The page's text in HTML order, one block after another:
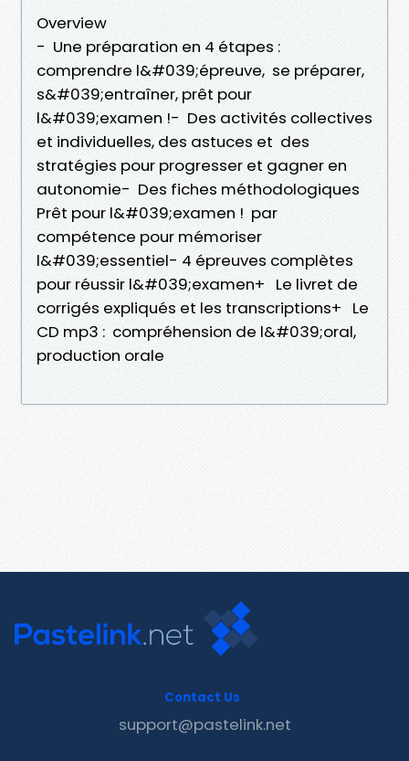
Overview
- Une préparation en 4 étapes :
comprendre l&#039;épreuve, se préparer,
s&#039;entraîner, prêt pour
l&#039;examen !- Des activités collectives
et individuelles, des astuces et des
stratégies pour progresser et gagner en
autonomie- Des fiches méthodologiques
Prêt pour l&#039;examen ! par
compétence pour mémoriser
l&#039;essentiel- 4 épreuves complètes
pour réussir l&#039;examen+ Le livret de
corrigés expliqués et les transcriptions+ Le
CD mp3 : compréhension de l&#039;oral,
production orale
Contact Us
support@pastelink.net